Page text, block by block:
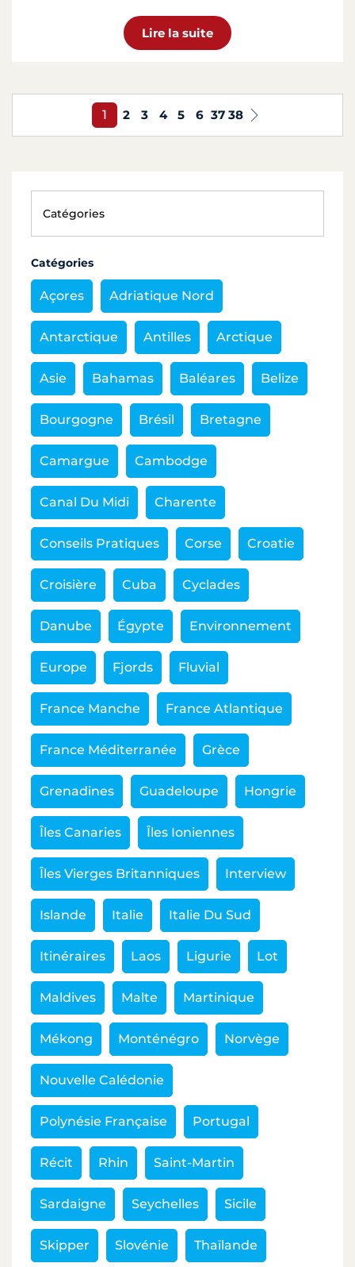
Lire la suite
1 2 3 4 5 6 37 38
Catégories
Açores Adriatique Nord
Antarctique Antilles Arctique
Asie Bahamas Baléares Belize
Bourgogne Brésil Bretagne
Camargue Cambodge
Canal Du Midi Charente
Conseils Pratiques Corse Croatie
Croisière Cuba Cyclades
Danube Égypte Environnement
Europe Fjords Fluvial
France Manche France Atlantique
France Méditerranée Grèce
Grenadines Guadeloupe Hongrie
Îles Canaries Îles Ioniennes
Îles Vierges Britanniques Interview
Islande Italie Italie Du Sud
Itinéraires Laos Ligurie Lot
Maldives Malte Martinique
Mékong Monténégro Norvège
Nouvelle Calédonie
Polynésie Française Portugal
Récit Rhin Saint-Martin
Sardaigne Seychelles Sicile
Skipper Slovénie Thaïlande